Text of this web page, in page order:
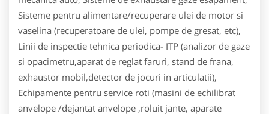
Sisteme pentru alimentare/recuperare ulei de motor si
vaselina (recuperatoare de ulei, pompe de gresat, etc),
Linii de inspectie tehnica periodica- ITP (analizor de gaze
si opacimetru,aparat de reglat faruri, stand de frana,
exhaustor mobil,detector de jocuri in articulatii),
Echipamente pentru service roti (masini de echilibrat
anvelope /dejantat anvelope ,roluit jante, aparate